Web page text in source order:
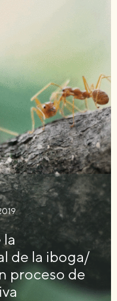
de la iboga/
proceso de